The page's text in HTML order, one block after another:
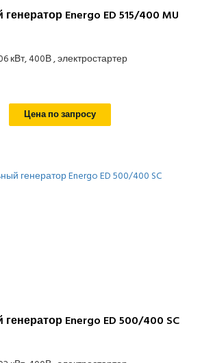
Energo ED 515/400 MU
кВт, 400В , электростартер
Цена по запросу
Energo ED 500/400 SC